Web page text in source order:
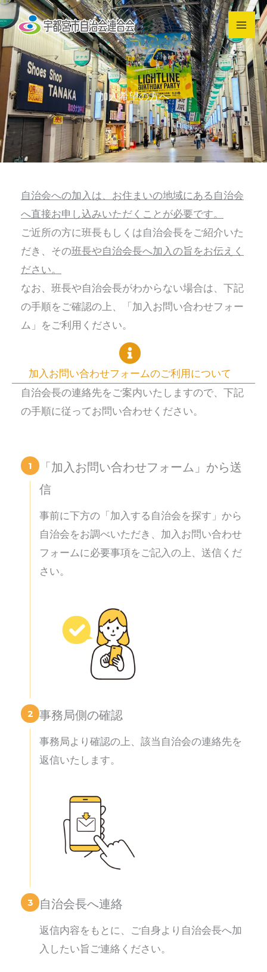
内
容
を
ス
キ
ッ
プ
加入希望の方へ
自治会への加入は、お住まいの地域にある自治会
へ直接お申し込みいただくことが必要です。
ご近所の方に班長もしくは自治会長をご紹介いた
だき、その班長や自治会長へ加入の旨をお伝えく
ださい。
なお、班長や自治会長がわからない場合は、下記
の手順をご確認の上、「加入お問い合わせフォー
ム」をご利用ください。
加入お問い合わせフォームのご利用について
自治会長の連絡先をご案内いたしますので、下記
の手順に従ってお問い合わせください。
1
「加入お問い合わせフォーム」から送
信
事前に下方の「加入する自治会を探す」から
自治会をお調べいただき、加入お問い合わせ
フォームに必要事項をご記入の上、送信くだ
さい。
2 事務局側の確認
事務局より確認の上、該当自治会の連絡先を
返信いたします。
3 自治会長へ連絡
返信内容をもとに、ご自身より自治会長へ加
入したい旨ご連絡ください。